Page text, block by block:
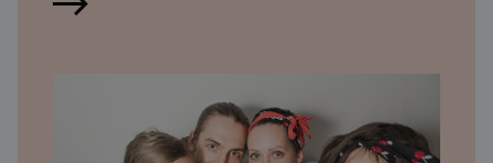
Lue artikkeli